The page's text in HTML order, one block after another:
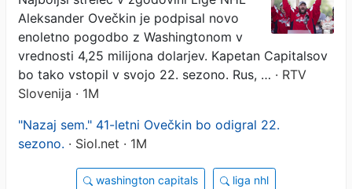
Aleksander Ovečkin je podpisal novo
enoletno pogodbo z Washingtonom v
vrednosti 4,25 milijona dolarjev. Kapetan Capitalsov
bo tako vstopil v svojo 22. sezono. Rus, … · RTV
Slovenija · 1M
"Nazaj sem." 41-letni Ovečkin bo odigral 22.
sezono. · Siol.net · 1M
washington capitals liga nhl